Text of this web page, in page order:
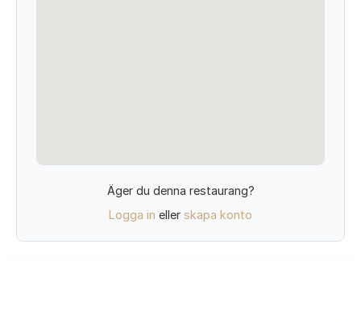
Äger du denna restaurang?
Logga in eller skapa konto